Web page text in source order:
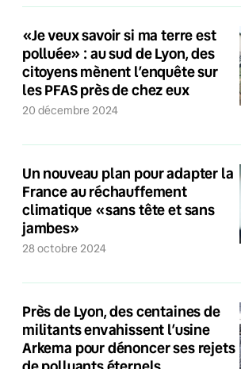
«Je veux savoir si ma terre est
polluée» : au sud de Lyon, des
citoyens mènent l’enquête sur
les PFAS près de chez eux
20 décembre 2024
Un nouveau plan pour adapter la
France au réchauffement
climatique «sans tête et sans
jambes»
28 octobre 2024
Près de Lyon, des centaines de
militants envahissent l’usine
Arkema pour dénoncer ses rejets